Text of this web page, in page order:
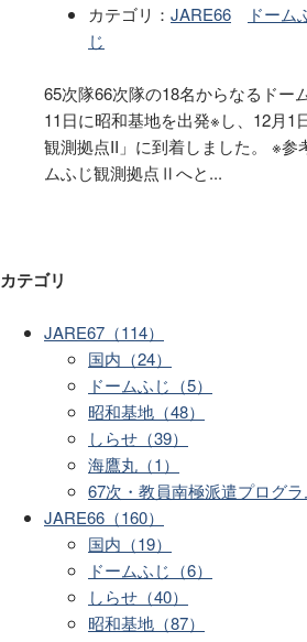
カテゴリ： JARE66 ドーム
じ
65次隊66次隊の18名からなるドー
11日に昭和基地を出発※し、12月1
観測拠点II」に到着しました。 ※参
ムふじ観測拠点Ⅱへと...
カテゴリ
JARE67（114）
国内（24）
ドームふじ（5）
昭和基地（48）
しらせ（39）
海鷹丸（1）
67次・教員南極派遣プログラ
JARE66（160）
国内（19）
ドームふじ（6）
しらせ（40）
昭和基地（87）